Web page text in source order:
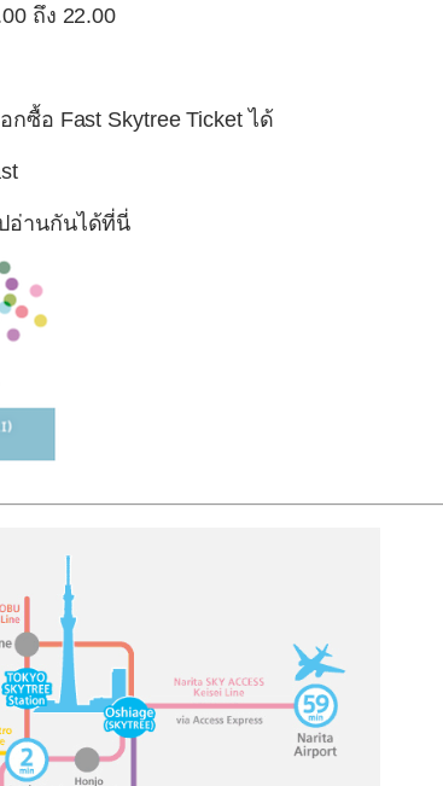
ถึง 22.00
กซื้อ Fast Skytree Ticketได้
อ่านกันได้ที่นี่